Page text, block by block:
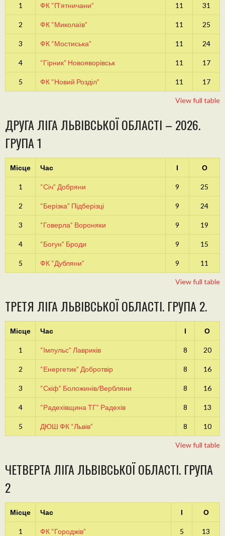
1 ФК “П’ятничани” 11 31
2 ФК “Миколаїв” 11 25
3 ФК “Мостиська” 11 24
4 “Гірник” Новояворівськ 11 17
5 ФК “Новий Розділ” 11 17
View full table
ДРУГА ЛІГА ЛЬВІВСЬКОЇ ОБЛАСТІ – 2026.
ГРУПА 1
Місце Час І О
1 “Січ” Добряни 9 25
2 “Берізка” Підберізці 9 24
3 “Говерла” Вороняки 9 19
4 “Богун” Броди 9 15
5 ФК “Дубляни” 9 11
View full table
ТРЕТЯ ЛІГА ЛЬВІВСЬКОЇ ОБЛАСТІ. ГРУПА 2.
Місце Час І О
1 “Імпульс” Лавриків 8 20
2 “Енергетик” Добротвір 8 16
3 “Скіф” Боложинів/Вербляни 8 16
4 “Радехівщина ТГ” Радехів 8 13
5 ДЮШ ФК “Львів” 8 10
View full table
ЧЕТВЕРТА ЛІГА ЛЬВІВСЬКОЇ ОБЛАСТІ. ГРУПА
2
Місце Час І О
1 ФК “Городжів” 5 13